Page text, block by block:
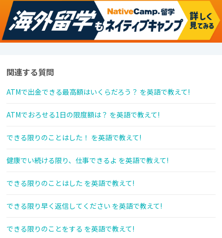
関連する質問
ATMで出金できる最高額はいくらだろう？ を英語で教えて!
ATMでおろせる1日の限度額は？ を英語で教えて!
できる限りのことはした！ を英語で教えて!
健康でい続ける限り、仕事できるよ を英語で教えて!
できる限りのことはした を英語で教えて!
できる限り早く返信してください を英語で教えて!
できる限りのことをする を英語で教えて!